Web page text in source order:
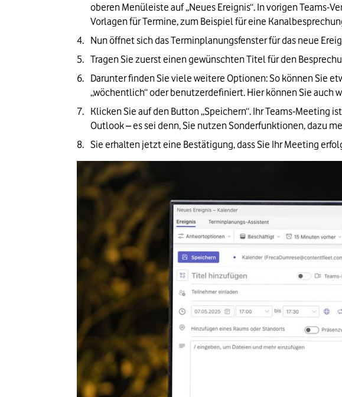
oberen Menüleiste auf „Neues Ereignis“. In vorigen Teams-
Vorlagen für Termine, zum Beispiel für eine
Nun öffnet sich das Terminplanungsfenster für das neue
Tragen Sie zuerst einen gewünschten Titel für den
Darunter finden Sie viele weitere Optionen: So können Sie
„wöchentlich“ oder benutzerdefiniert. Hier können Sie auch
Klicken Sie auf den Button „Speichern“. Ihr Teams-
Outlook – es sei denn, Sie nutzen Sonderfunktionen, dazu
Sie erhalten jetzt eine Bestätigung, dass Sie Ihr Meeting